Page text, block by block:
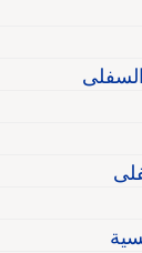
السفلى